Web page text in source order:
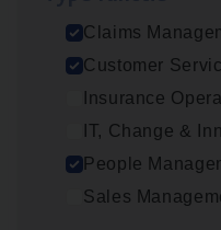
Claims
Customer
Insurance
IT, Change &
People
Sales
Claims­hand­ler
Claims Management
Antwerpen
Cus­to­mer Care